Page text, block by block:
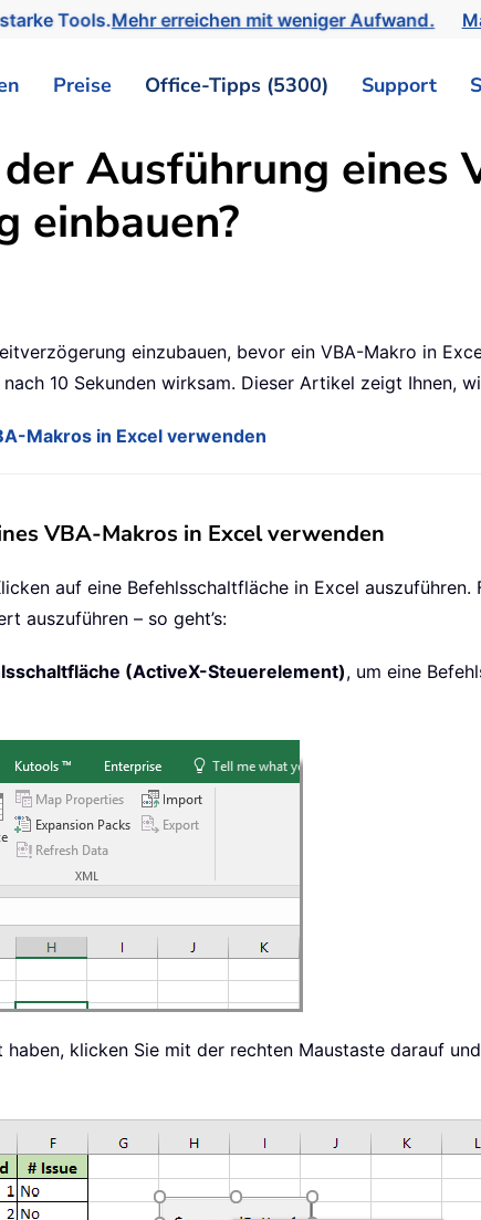
Tools.Mehr erreichen mit weniger Aufwand.
Preise Office-Tipps (5300) Support
Ausführung eines
einbauen?
einzubauen, bevor ein VBA-Makro in
10 Sekunden wirksam. Dieser Artikel zeigt Ihnen,
Makros in Excel verwenden
VBA-Makros in Excel verwenden
auf eine Befehlsschaltfläche in Excel
auszuführen – so geht’s:
(ActiveX-Steuerelement), um eine
klicken Sie mit der rechten Maustaste darauf